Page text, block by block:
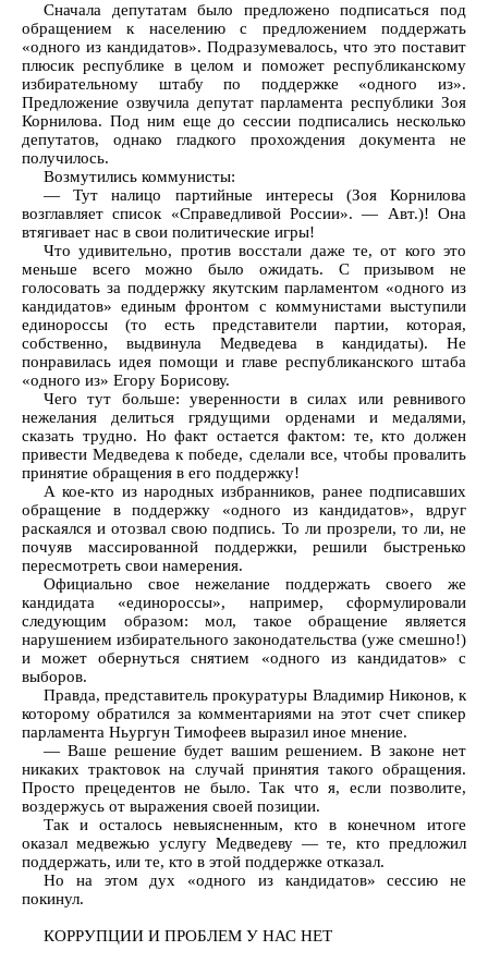
Сначала депутатам было предложено подписаться под
обращением к населению с предложением поддержать
«одного из кандидатов». Подразумевалось, что это поставит
плюсик республике в целом и поможет республиканскому
избирательному штабу по поддержке «одного из».
Предложение озвучила депутат парламента республики Зоя
Корнилова. Под ним еще до сессии подписались несколько
депутатов, однако гладкого прохождения документа не
получилось.
Возмутились коммунисты:
— Тут налицо партийные интересы (Зоя Корнилова
возглавляет список «Справедливой России». — Авт.)! Она
втягивает нас в свои политические игры!
Что удивительно, против восстали даже те, от кого это
меньше всего можно было ожидать. С призывом не
голосовать за поддержку якутским парламентом «одного из
кандидатов» единым фронтом с коммунистами выступили
единороссы (то есть представители партии, которая,
собственно, выдвинула Медведева в кандидаты). Не
понравилась идея помощи и главе республиканского штаба
«одного из» Егору Борисову.
Чего тут больше: уверенности в силах или ревнивого
нежелания делиться грядущими орденами и медалями,
сказать трудно. Но факт остается фактом: те, кто должен
привести Медведева к победе, сделали все, чтобы провалить
принятие обращения в его поддержку!
А кое-кто из народных избранников, ранее подписавших
обращение в поддержку «одного из кандидатов», вдруг
раскаялся и отозвал свою подпись. То ли прозрели, то ли, не
почуяв массированной поддержки, решили быстренько
пересмотреть свои намерения.
Официально свое нежелание поддержать своего же
кандидата «единороссы», например, сформулировали
следующим образом: мол, такое обращение является
нарушением избирательного законодательства (уже смешно!)
и может обернуться снятием «одного из кандидатов» с
выборов.
Правда, представитель прокуратуры Владимир Никонов, к
которому обратился за комментариями на этот счет спикер
парламента Ньургун Тимофеев выразил иное мнение.
— Ваше решение будет вашим решением. В законе нет
никаких трактовок на случай принятия такого обращения.
Просто прецедентов не было. Так что я, если позволите,
воздержусь от выражения своей позиции.
Так и осталось невыясненным, кто в конечном итоге
оказал медвежью услугу Медведеву — те, кто предложил
поддержать, или те, кто в этой поддержке отказал.
Но на этом дух «одного из кандидатов» сессию не
покинул.
КОРРУПЦИИ И ПРОБЛЕМ У НАС НЕТ